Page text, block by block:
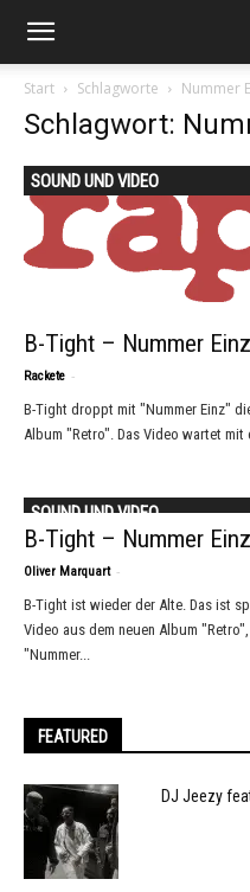
Start Schlagworte Nummer
Schlagwort:
SOUND UND VIDEO
B-Tight – Nummer
Rackete -
B-Tight droppt mit "Nummer Einz"
Album "Retro". Das Video wartet mit
SOUND UND VIDEO
B-Tight – Nummer
Oliver Marquart -
B-Tight ist wieder der Alte. Das ist
Video aus dem neuen Album
"Nummer...
FEATURED
DJ Jeezy